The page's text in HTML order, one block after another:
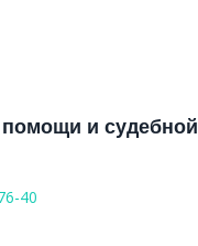
и судебной
40